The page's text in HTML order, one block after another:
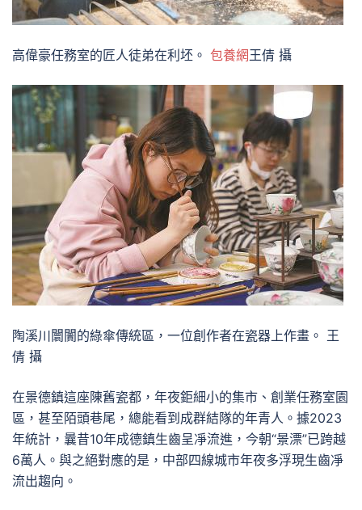
高偉豪任務室的匠人徒弟在利坯。 包養網王倩 攝
陶溪川闤闠的綠傘傳統區，一位創作者在瓷器上作畫。 王
倩 攝
在景德鎮這座陳舊瓷都，年夜鉅細小的集市、創業任務室園
區，甚至陌頭巷尾，總能看到成群結隊的年青人。據2023
年統計，曩昔10年成德鎮生齒呈凈流進，今朝“景漂”已跨越
6萬人。與之絕對應的是，中部四線城市年夜多浮現生齒凈
流出趨向。